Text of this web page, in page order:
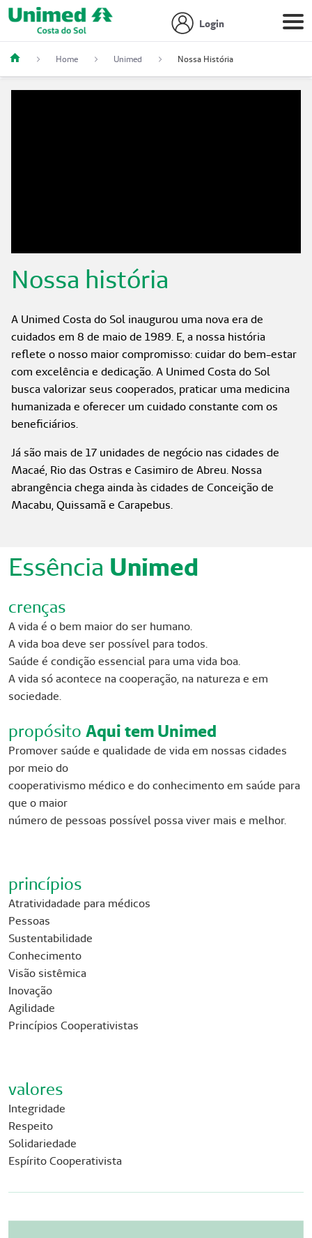
Login
Home Unimed Nossa História
Nossa história
A Unimed Costa do Sol inaugurou uma nova era de
cuidados em 8 de maio de 1989. E, a nossa história
reflete o nosso maior compromisso: cuidar do bem-estar
com excelência e dedicação. A Unimed Costa do Sol
busca valorizar seus cooperados, praticar uma medicina
humanizada e oferecer um cuidado constante com os
beneficiários.
Já são mais de 17 unidades de negócio nas cidades de
Macaé, Rio das Ostras e Casimiro de Abreu. Nossa
abrangência chega ainda às cidades de Conceição de
Macabu, Quissamã e Carapebus.
Essência Unimed
crenças
A vida é o bem maior do ser humano.
A vida boa deve ser possível para todos.
Saúde é condição essencial para uma vida boa.
A vida só acontece na cooperação, na natureza e em
sociedade.
propósito Aqui tem Unimed
Promover saúde e qualidade de vida em nossas cidades
por meio do
cooperativismo médico e do conhecimento em saúde para
que o maior
número de pessoas possível possa viver mais e melhor.
princípios
Atratividadade para médicos
Pessoas
Sustentabilidade
Conhecimento
Visão sistêmica
Inovação
Agilidade
Princípios Cooperativistas
valores
Integridade
Respeito
Solidariedade
Espírito Cooperativista